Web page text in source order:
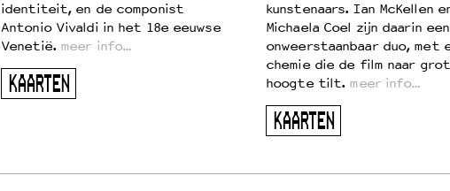
identiteit, en de componist
Antonio Vivaldi in het 18e eeuwse
Venetië. meer info…
KAARTEN
kunstenaars. Ian McKellen
Michaela Coel zijn daarin een
onweerstaanbaar duo, met
chemie die de film naar
hoogte tilt. meer info…
KAARTEN